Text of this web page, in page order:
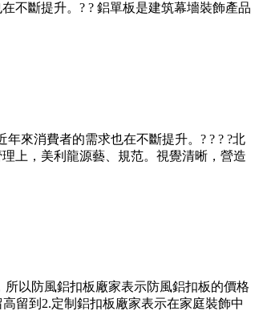
不斷提升。? ? 鋁單板是建筑幕墻裝飾產品
來消費者的需求也在不斷提升。? ? ? ?北
上，美利龍源藝、規范。視覺清晰，營造
以防風鋁扣板廠家表示防風鋁扣板的價格
留到2.定制鋁扣板廠家表示在家庭裝飾中